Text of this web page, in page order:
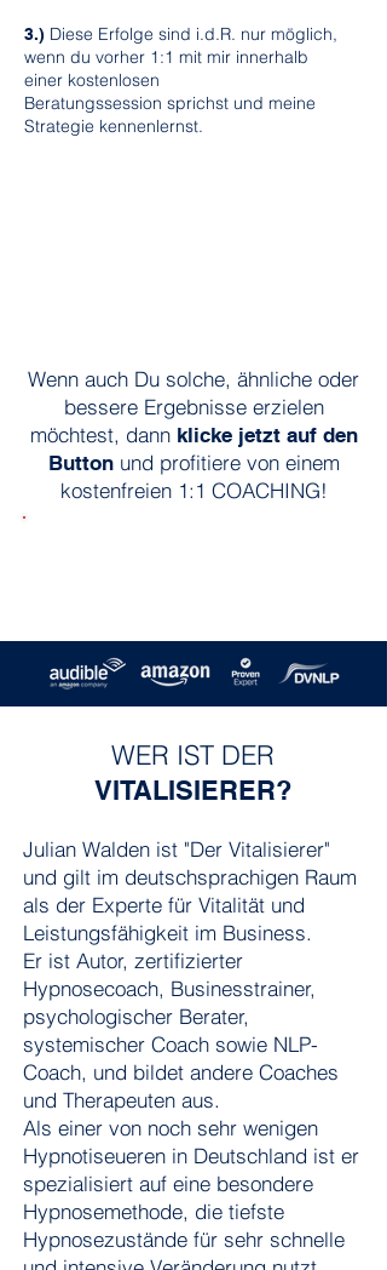
3.) Diese Erfolge sind i.d.R. nur möglich,
wenn du vorher 1:1 mit mir innerhalb
einer kostenlosen
Beratungssession sprichst und meine
Strategie kennenlernst.
Wenn auch Du solche, ähnliche oder
bessere Ergebnisse erzielen
möchtest, dann klicke jetzt auf den
Buttonund profitiere von einem
kostenfreien 1:1 COACHING!
WER IST DER
VITALISIERER?
Julian Walden ist "Der Vitalisierer"
und gilt im deutschsprachigen Raum
als der Experte für Vitalität und
Leistungsfähigkeit im Business.
Er ist Autor, zertifizierter
Hypnosecoach, Businesstrainer,
psychologischer Berater,
systemischer Coach sowie NLP-
Coach, und bildet andere Coaches
und Therapeuten aus.
Als einer von noch sehr wenigen
Hypnotiseueren in Deutschland ist er
spezialisiert auf eine besondere
Hypnosemethode, die tiefste
Hypnosezustände für sehr schnelle